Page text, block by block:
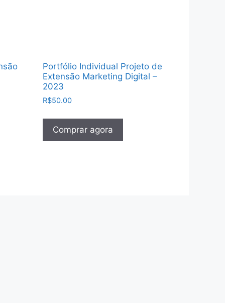
Portfólio Individual Projeto de
Extensão Marketing Digital –
2023
R$50.00
Comprar agora